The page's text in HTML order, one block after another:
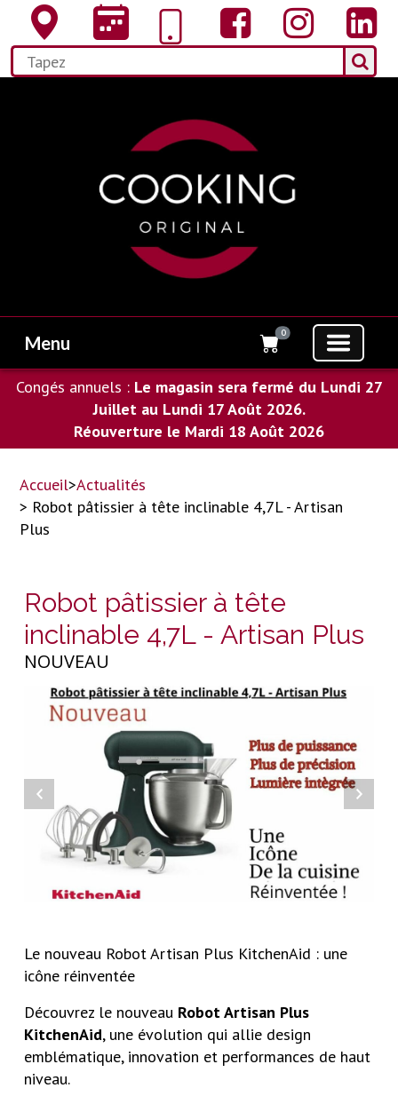
Menu 0
Congés annuels : Le magasin sera fermé du Lundi 27
Juillet au Lundi 17 Août 2026.
Réouverture le Mardi 18 Août 2026
Accueil>Actualités
> Robot pâtissier à tête inclinable 4,7L - Artisan
Plus
Robot pâtissier à tête
inclinable 4,7L - Artisan Plus
NOUVEAU
Le nouveau Robot Artisan Plus KitchenAid : une
icône réinventée
Découvrez le nouveau Robot Artisan Plus
KitchenAid, une évolution qui allie design
emblématique, innovation et performances de haut
niveau.